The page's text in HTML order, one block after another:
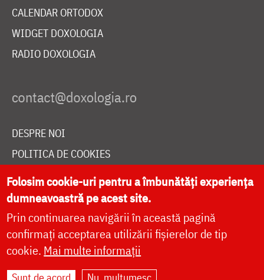
CALENDAR ORTODOX
WIDGET DOXOLOGIA
RADIO DOXOLOGIA
DESPRE NOI
POLITICA DE COOKIES
DONEAZĂ ONLINE PENTRU CATEDRALA NAȚIONALĂ
LIVE
Folosim cookie-uri pentru a îmbunătăți experiența
dumneavoastră pe acest site.
Prin continuarea navigării în această pagină
confirmați acceptarea utilizării fișierelor de tip
cookie. Mai multe informații